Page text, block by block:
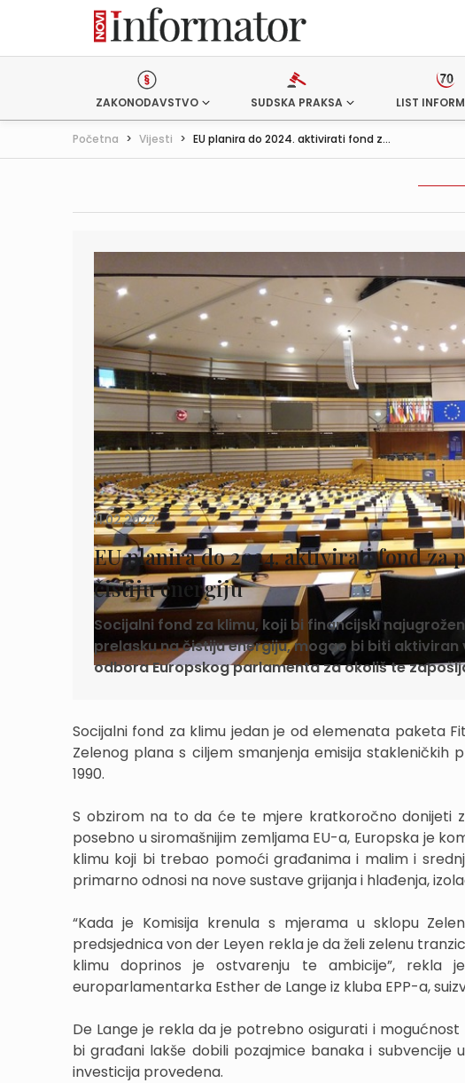
ZAKONODAVSTVO SUDSKA PRAKSA LIST
Početna > Vijesti > EU planira do 2024. aktivirati fond z...
11.02.2022.
EU planira do 2024. aktivirati fond za
čistiju energiju
Socijalni fond za klimu, koji bi financijski
prelasku na čistiju energiju, mogao bi biti
odbora Europskog parlamenta za okoliš te
Socijalni fond za klimu jedan je od elemenata paketa
Zelenog plana s ciljem smanjenja emisija stakleničkih
1990.
S obzirom na to da će te mjere kratkoročno donijeti
posebno u siromašnijim zemljama EU-a, Europska je
klimu koji bi trebao pomoći građanima i malim i
primarno odnosi na nove sustave grijanja i hlađenja,
“Kada je Komisija krenula s mjerama u sklopu
predsjednica von der Leyen rekla je da želi zelenu
klimu doprinos je ostvarenju te ambicije”, rekla
europarlamentarka Esther de Lange iz kluba EPP-a,
De Lange je rekla da je potrebno osigurati i
bi građani lakše dobili pozajmice banaka i
investicija provedena.